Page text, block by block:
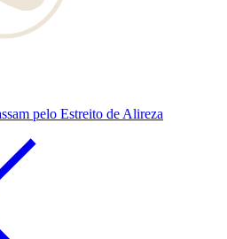
pelo Estreito de Alireza